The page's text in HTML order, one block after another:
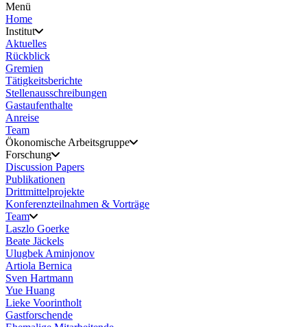
Menü
Home
Institut
Aktuelles
Rückblick
Gremien
Tätigkeitsberichte
Stellenausschreibungen
Gastaufenthalte
Anreise
Team
Ökonomische Arbeitsgruppe
Forschung
Discussion Papers
Publikationen
Drittmittelprojekte
Konferenzteilnahmen & Vorträge
Team
Laszlo Goerke
Beate Jäckels
Ulugbek Aminjonov
Artiola Bernica
Sven Hartmann
Yue Huang
Lieke Voorintholt
Gastforschende